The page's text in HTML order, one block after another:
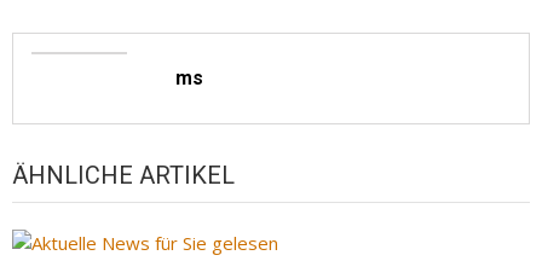
ms
ÄHNLICHE ARTIKEL